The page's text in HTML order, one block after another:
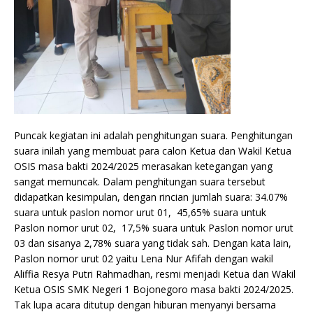
Puncak kegiatan ini adalah penghitungan suara. Penghitungan
suara inilah yang membuat para calon Ketua dan Wakil Ketua
OSIS masa bakti 2024/2025 merasakan ketegangan yang
sangat memuncak. Dalam penghitungan suara tersebut
didapatkan kesimpulan, dengan rincian jumlah suara: 34.07%
suara untuk paslon nomor urut 01, 45,65% suara untuk
Paslon nomor urut 02, 17,5% suara untuk Paslon nomor urut
03 dan sisanya 2,78% suara yang tidak sah. Dengan kata lain,
Paslon nomor urut 02 yaitu Lena Nur Afifah dengan wakil
Aliffia Resya Putri Rahmadhan, resmi menjadi Ketua dan Wakil
Ketua OSIS SMK Negeri 1 Bojonegoro masa bakti 2024/2025.
Tak lupa acara ditutup dengan hiburan menyanyi bersama